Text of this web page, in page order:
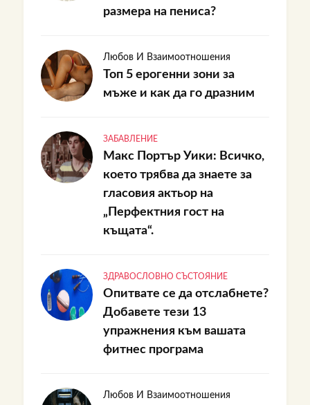
размера на пениса?
Любов И Взаимоотношения
Топ 5 ерогенни зони за
мъже и как да го дразним
ЗАБАВЛЕНИЕ
Макс Портър Уики: Всичко,
което трябва да знаете за
гласовия актьор на
„Перфектния гост на
къщата“.
ЗДРАВОСЛОВНО СЪСТОЯНИЕ
Опитвате се да отслабнете?
Добавете тези 13
упражнения към вашата
фитнес програма
Любов И Взаимоотношения